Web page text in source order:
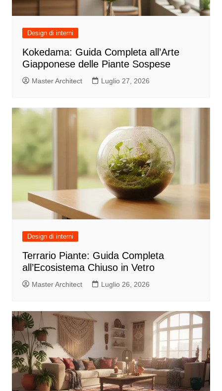
Design di interni
Kokedama: Guida Completa all’Arte
Giapponese delle Piante Sospese
Master Architect Luglio 27, 2026
Design di interni
Terrario Piante: Guida Completa
all’Ecosistema Chiuso in Vetro
Master Architect Luglio 26, 2026